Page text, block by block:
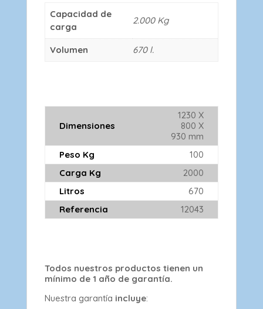
Capacidad de
carga
2.000 Kg
Volumen 670 l.
Dimensiones
1230 X
800 X
930 mm
Peso Kg
100
Carga Kg
2000
Litros
670
Referencia
12043
Todos nuestros productos tienen un
mínimo de 1 año de garantía.
Nuestra garantía incluye: